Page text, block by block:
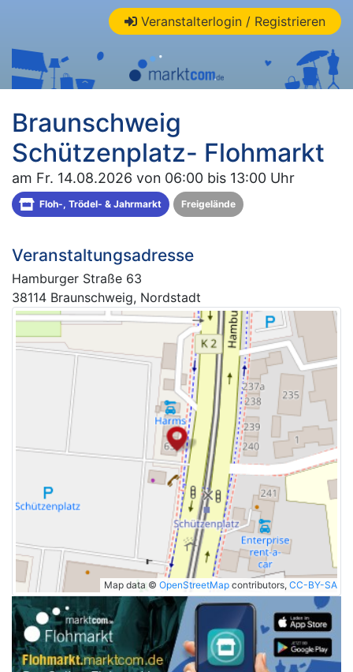
Veranstalterlogin / Registrieren
Braunschweig
Schützenplatz- Flohmarkt
am Fr. 14.08.2026 von 06:00 bis 13:00 Uhr
Floh-, Trödel- & Jahrmarkt Freigelände
Veranstaltungsadresse
Hamburger Straße 63
38114 Braunschweig, Nordstadt
Map data © OpenStreetMap contributors, CC-BY-SA